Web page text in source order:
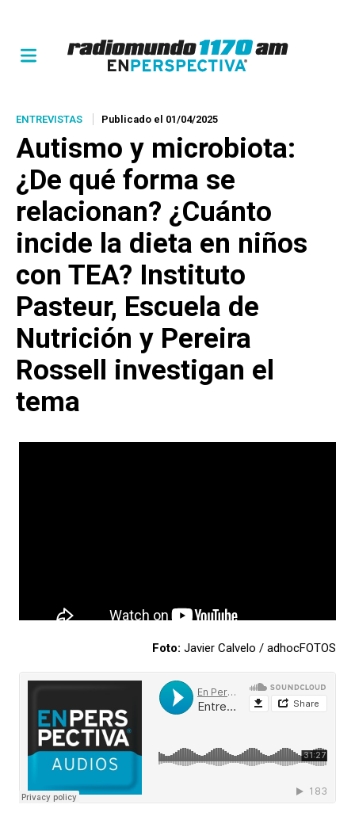
ENTREVISTAS Publicado el 01/04/2025
Autismo y microbiota:
¿De qué forma se
relacionan? ¿Cuánto
incide la dieta en niños
con TEA? Instituto
Pasteur, Escuela de
Nutrición y Pereira
Rossell investigan el
tema
Foto: Javier Calvelo / adhocFOTOS